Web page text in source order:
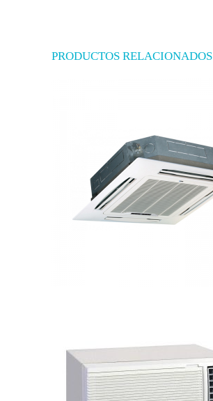
PRODUCTOS RELACIONADOS